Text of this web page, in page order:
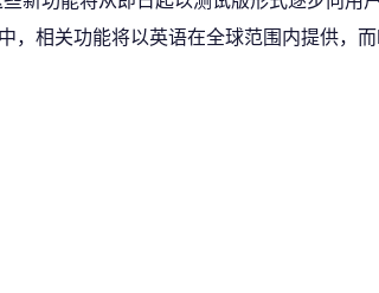
，相关功能将以英语在全球范围内提供，